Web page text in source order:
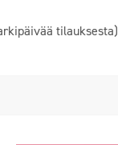
tilauksesta)